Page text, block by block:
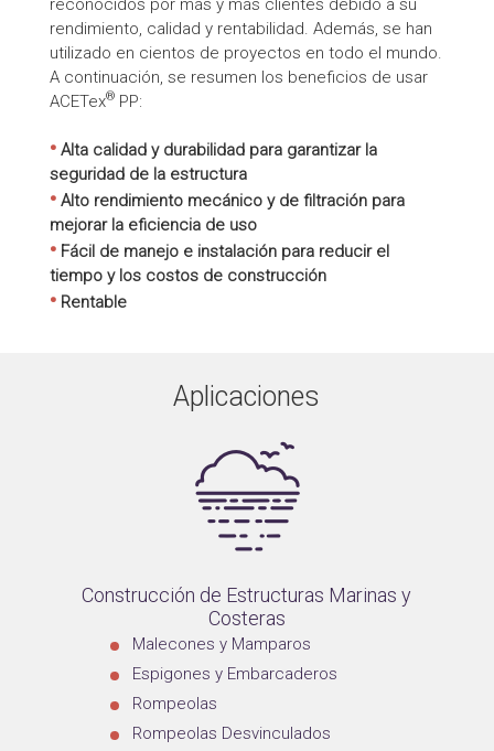
reconocidos por más y más clientes debido a su
rendimiento, calidad y rentabilidad. Además, se han
utilizado en cientos de proyectos en todo el mundo.
A continuación, se resumen los beneficios de usar
ACETex® PP:
•Alta calidad y durabilidad para garantizar la
seguridad de la estructura
•Alto rendimiento mecánico y de filtración para
mejorar la eficiencia de uso
•Fácil de manejo e instalación para reducir el
tiempo y los costos de construcción
•Rentable
Aplicaciones
Construcción de Estructuras Marinas y
Costeras
Malecones y Mamparos
Espigones y Embarcaderos
Rompeolas
Rompeolas Desvinculados